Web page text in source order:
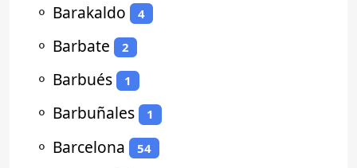
⚬ Barakaldo 4
⚬ Barbate 2
⚬ Barbués 1
⚬ Barbuñales 1
⚬ Barcelona 54